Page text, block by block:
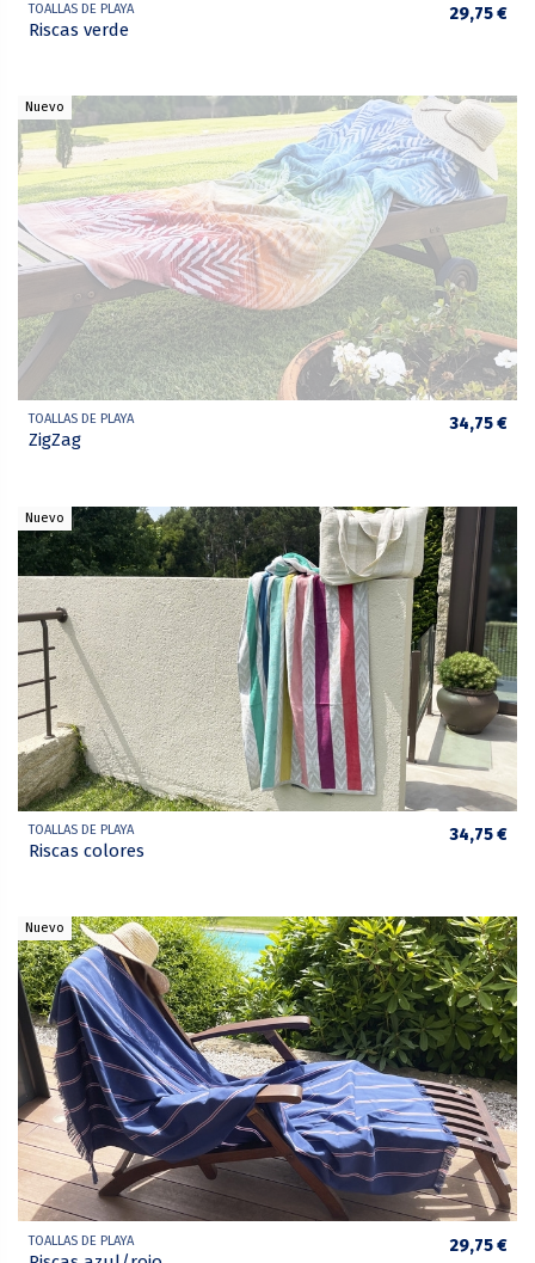
TOALLAS DE PLAYA
Riscas verde
29,75 €
Nuevo
TOALLAS DE PLAYA
ZigZag
34,75 €
Nuevo
TOALLAS DE PLAYA
Riscas colores
34,75 €
Nuevo
TOALLAS DE PLAYA 29,75 €